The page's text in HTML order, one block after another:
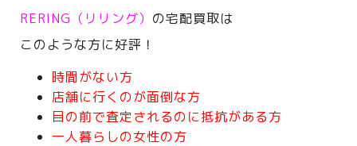
RERING（リリング） の宅配買取は
このような方に好評！
時間がない方
店舗に行くのが面倒な方
目の前で査定されるのに抵抗がある方
一人暮らしの女性の方